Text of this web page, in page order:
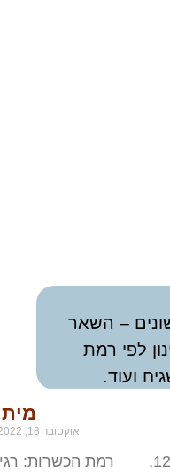
– השאר
לפי רמת
ועוד.
רמת הכשרות: רגיל כתובת: נביעות 12,
אוקטובר 18, 2022
רמת הכשרות: